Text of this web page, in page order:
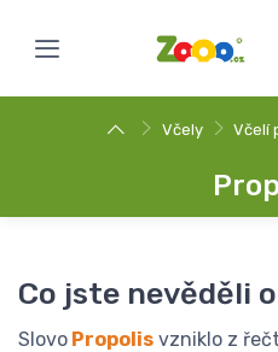
Včely Včelí
Co jste nevěděli
Slovo Propolis vzniklo z